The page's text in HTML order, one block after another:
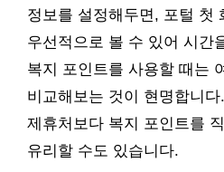
정보를 설정해두면, 포털 첫
우선적으로 볼 수 있어 시간
복지 포인트를 사용할 때는
비교해보는 것이 현명합니
제휴처보다 복지 포인트를
유리할 수도 있습니다.